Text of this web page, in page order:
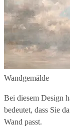
Wandgemälde
Bei diesem Design
bedeutet, dass Sie
Wand passt.